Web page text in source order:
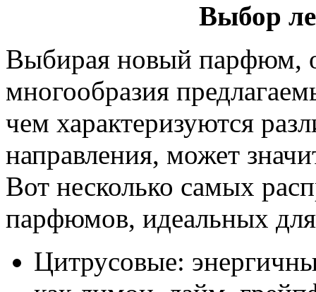
Выбор
Выбирая новый парфюм,
многообразия
чем характеризуются
направления, может
Вот несколько самых
парфюмов, идеальных
Цитрусовые: